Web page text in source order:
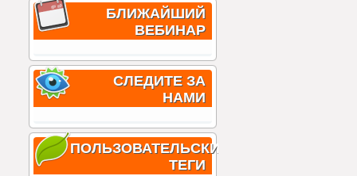
БЛИЖАЙШИЙ
ВЕБИНАР
СЛЕДИТЕ ЗА
НАМИ
ПОЛЬЗОВАТЕЛЬСКИЕ
ТЕГИ